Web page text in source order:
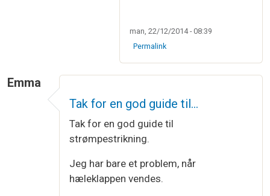
man, 22/12/2014 - 08:39
Permalink
Emma
Tak for en god guide til…
Tak for en god guide til
strømpestrikning.
Jeg har bare et problem, når
hæleklappen vendes.